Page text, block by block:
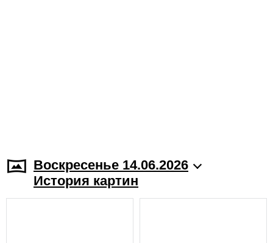
Воскресенье 14.06.2026
История картин